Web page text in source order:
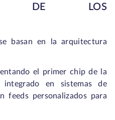
DE LOS
basan en la arquitectura
el primer chip de la
en sistemas de
feeds personalizados para